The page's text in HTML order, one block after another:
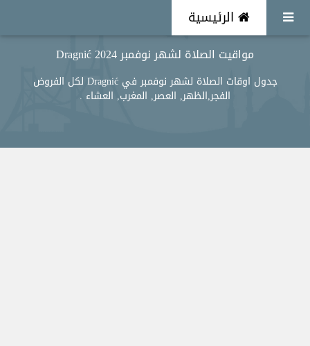
الرئيسية
مواقيت الصلاة لشهر نوفمبر 2024 Dragnić
جدول اوقات الصلاة لشهر نوفمبر في Dragnić لكل الفروض
الفجر,الظهر, العصر, المغرب, العشاء .